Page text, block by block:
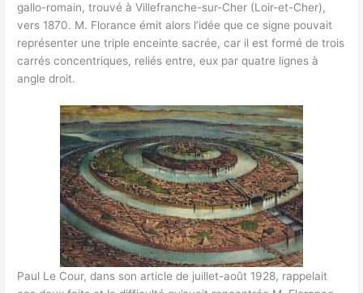
gallo-romain, trouvé à Villefranche-sur-Cher (Loir-et-Cher),
vers 1870. M. Florance émit alors l’idée que ce signe pouvait
représenter une triple enceinte sacrée, car il est formé de trois
carrés concentriques, reliés entre, eux par quatre lignes à
angle droit.
Paul Le Cour, dans son article de juillet-août 1928, rappelait